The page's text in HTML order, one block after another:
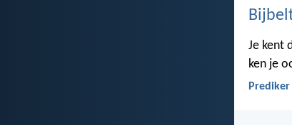
Je kent
ken je
Prediker